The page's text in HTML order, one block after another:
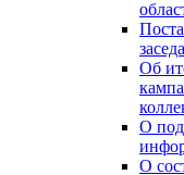
Об
О
О